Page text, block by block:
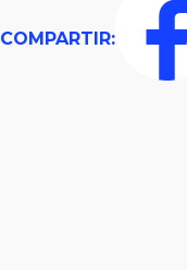
COMPARTIR: